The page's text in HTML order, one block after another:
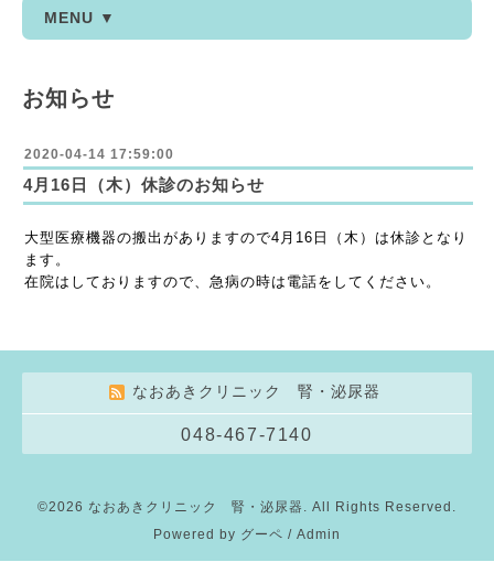
MENU ▼
お知らせ
2020-04-14 17:59:00
4月16日（木）休診のお知らせ
大型医療機器の搬出がありますので4月16日（木）は休診となり
ます。
在院はしておりますので、急病の時は電話をしてください。
なおあきクリニック 腎・泌尿器
048-467-7140
©2026 なおあきクリニック 腎・泌尿器 . All Rights Reserved.
Powered by グーペ / Admin